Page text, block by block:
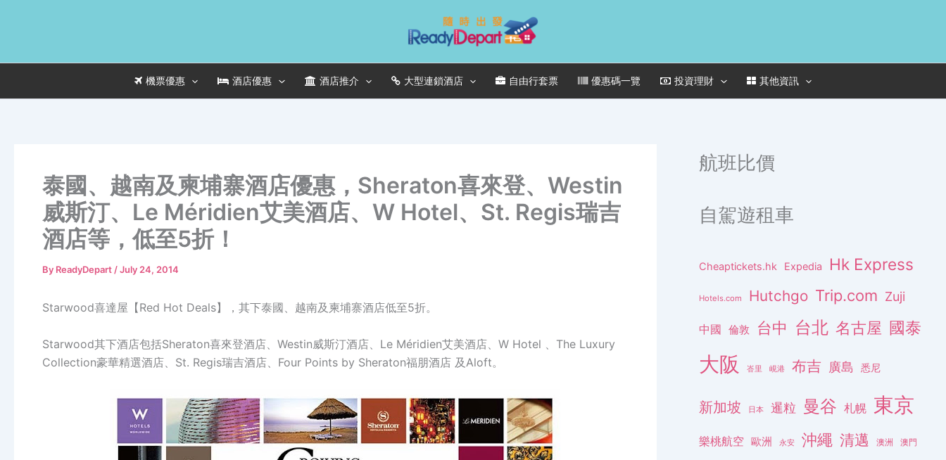
機票優惠 酒店優惠 酒店推介 大型連鎖酒店 自由行套票 優惠碼一覽 投資理財 其他資訊
泰國、越南及柬埔寨酒店優惠，Sheraton喜來登、Westin
威斯汀、Le Méridien艾美酒店、W Hotel、St. Regis瑞吉
酒店等，低至5折！
By ReadyDepart /July 24, 2014
Starwood喜達屋【Red Hot Deals】，其下泰國、越南及柬埔寨酒店低至5折。
Starwood其下酒店包括Sheraton喜來登酒店、Westin威斯汀酒店、Le Méridien艾美酒店、W Hotel 、The Luxury
Collection豪華精選酒店、St. Regis瑞吉酒店、Four Points by Sheraton福朋酒店 及Aloft。
航班比價
自駕遊租車
Cheaptickets.hk Expedia Hk Express
Hotels.com Hutchgo Trip.com Zuji
中國 倫敦 台中 台北 名古屋 國泰
大阪 峇里 峴港 布吉 廣島 悉尼
新加坡 日本 暹粒 曼谷 札幌 東京
樂桃航空 歐洲 永安 沖繩 清邁 澳洲 澳門